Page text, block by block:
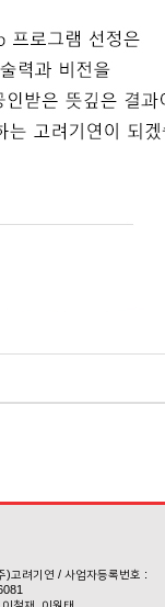
)고려기연 / 사업자등록번호 :